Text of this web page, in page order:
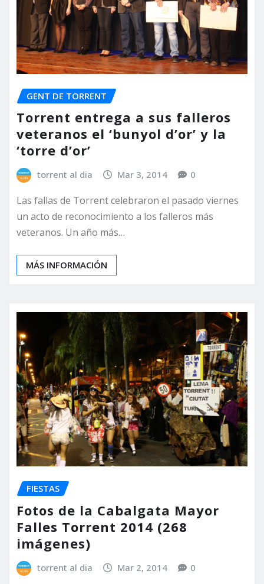
GENT DE TORRENT
Torrent entrega a sus falleros
veteranos el ‘bunyol d’or’ y la
‘torre d’or’
torrent al dia Mar 3, 2014 0
Las fallas de Torrent celebraron el pasado viernes
un acto de reconocimiento a los falleros más
veteranos. Un año más…
MÁS INFORMACIÓN
FIESTAS
Fotos de la Cabalgata Mayor
Falles Torrent 2014 (268
imágenes)
torrent al dia Mar 2, 2014 0